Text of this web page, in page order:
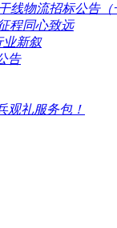
线物流招标公告
程同心致远
业新叙
告
观礼服务包！